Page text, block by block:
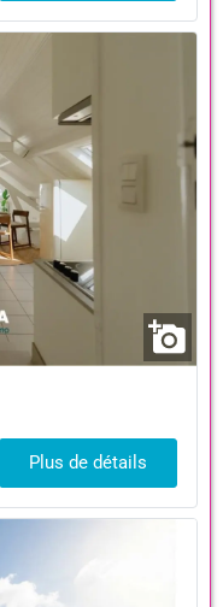
Plus de détails